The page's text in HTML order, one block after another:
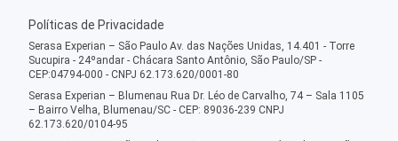
Políticas de Privacidade
Serasa Experian – São Paulo Av. das Nações Unidas, 14.401 - Torre
Sucupira - 24ºandar - Chácara Santo Antônio, São Paulo/SP -
CEP:04794-000 - CNPJ 62.173.620/0001-80
Serasa Experian – Blumenau Rua Dr. Léo de Carvalho, 74 – Sala 1105
– Bairro Velha, Blumenau/SC - CEP: 89036-239 CNPJ
62.173.620/0104-95